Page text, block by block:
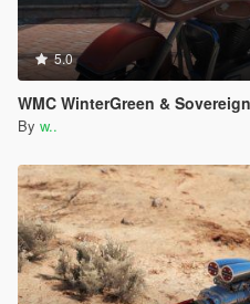
5.0
WMC WinterGreen &
By w..